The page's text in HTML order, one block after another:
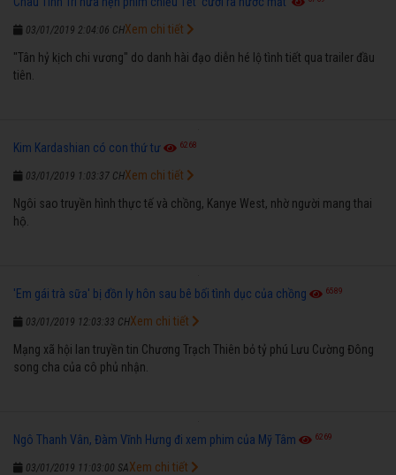
03/01/2019 2:04:06 CH
"Tân hỷ kịch chi vương" do danh hài đạo diễn hé lộ tình tiết qua trailer đầu
tiên.
Xem chi tiết
Kim Kardashian có con thứ tư 6268
03/01/2019 1:03:37 CH
Ngôi sao truyền hình thực tế và chồng, Kanye West, nhờ người mang thai
hộ.
Xem chi tiết
'Em gái trà sữa' bị đồn ly hôn sau bê bối tình dục của chồng 6589
03/01/2019 12:03:33 CH
Mạng xã hội lan truyền tin Chương Trạch Thiên bỏ tỷ phú Lưu Cường Đông
song cha của cô phủ nhận.
Xem chi tiết
Ngô Thanh Vân, Đàm Vĩnh Hưng đi xem phim của Mỹ Tâm 6269
03/01/2019 11:03:00 SAXem chi tiết